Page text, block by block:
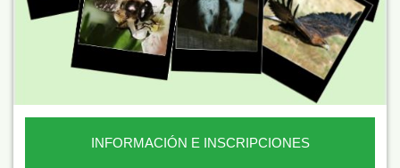
INFORMACIÓN E INSCRIPCIONES